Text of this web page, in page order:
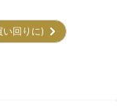
い回りに)